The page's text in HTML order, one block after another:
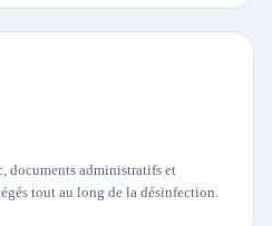
documents administratifs et
tout au long de la désinfection.